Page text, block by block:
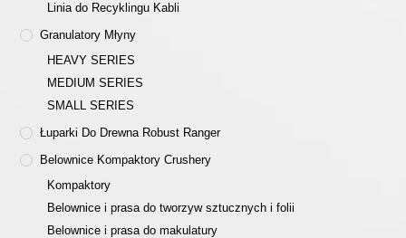
Linia do Recyklingu Kabli
Granulatory Młyny
HEAVY SERIES
MEDIUM SERIES
SMALL SERIES
Łuparki Do Drewna Robust Ranger
Belownice Kompaktory Crushery
Kompaktory
Belownice i prasa do tworzyw sztucznych i folii
Belownice i prasa do makulatury